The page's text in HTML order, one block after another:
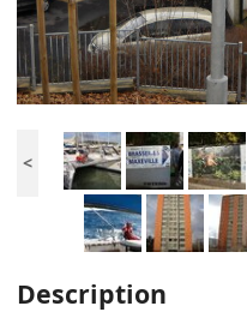
<
Description